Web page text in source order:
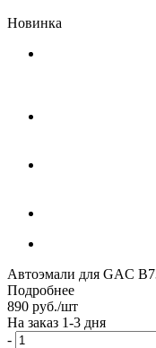
Новинка
Автоэмали для GAC
Подробнее
890 руб./шт
На заказ 1-3 дня
-